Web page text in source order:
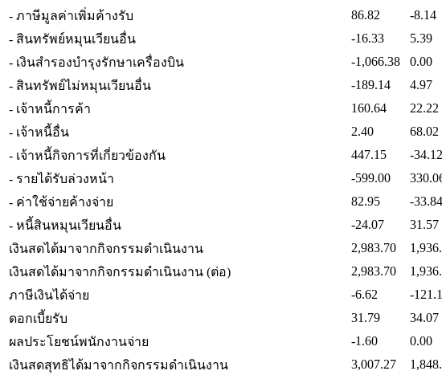
- ภาษีมูลค่าเพิ่มค้างรับ
86.82 -8.14
- สินทรัพย์หมุนเวียนอื่น
-16.33 5.39
- เงินสำรองบำรุงรักษาเครื่องบิน
-1,066.38 0.00
- สินทรัพย์ไม่หมุนเวียนอื่น
-189.14 4.97
- เจ้าหนี้การค้า
160.64 22.22
- เจ้าหนี้อื่น
2.40 68.02
- เจ้าหนี้กิจการที่เกี่ยวข้องกัน
447.15 -34.12
- รายได้รับล่วงหน้า
-599.00
- ค่าใช้จ่ายค้างจ่าย
82.95 -33.84
- หนี้สินหมุนเวียนอื่น
-24.07 31.57
เงินสดได้มาจากกิจกรรมดำเนินงาน
2,983.70
เงินสดได้มาจากกิจกรรมดำเนินงาน (ต่อ)
2,983.70
ภาษีเงินได้จ่าย
-6.62 -
ดอกเบี้ยรับ
31.79 34.07
ผลประโยชน์พนักงานจ่าย
-1.60 0.00
เงินสดสุทธิได้มาจากกิจกรรมดำเนินงาน
3,007.27